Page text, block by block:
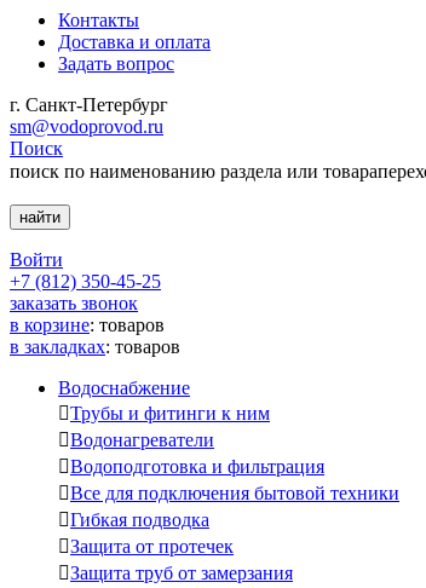
Контакты
Доставка и оплата
Задать вопрос
г. Санкт-Петербург
sm@vodoprovod.ru
Поиск
поиск по наименованию раздела или товара
Войти
+7 (812) 350-45-25
заказать звонок
в корзине: товаров
в закладках: товаров
Водоснабжение
Трубы и фитинги к ним
Водонагреватели
Водоподготовка и фильтрация
Все для подключения бытовой техники
Гибкая подводка
Защита от протечек
Защита труб от замерзания